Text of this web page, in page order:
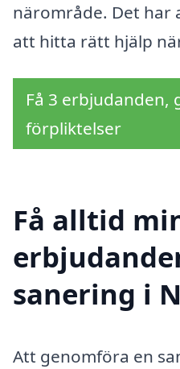
närområde. Det har
att hitta rätt hjälp
Få 3 erbjudanden,
förpliktelser
Få alltid
sanering i
Att genomföra en